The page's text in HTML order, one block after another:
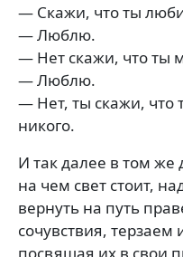
— Скажи, что ты
— Люблю.
— Нет скажи, что ты
— Люблю.
— Нет, ты скажи, что
никого.
И так далее в том
на чем свет стоит,
вернуть на путь
сочувствия, терзаем